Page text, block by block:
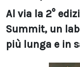
Al via la 2°
Summit, un
più lunga e in